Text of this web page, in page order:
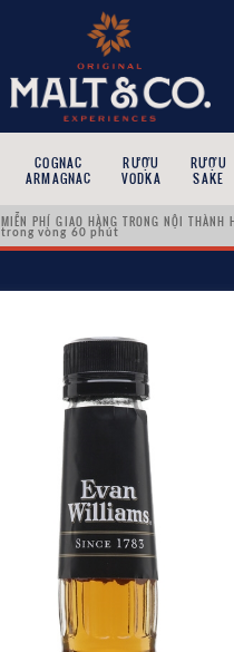
COGNAC
ARMAGNAC
RƯỢU
VODKA
RƯỢU
SAKE
MIỄN PHÍ GIAO HÀNG TRONG NỘI THÀNH
trong vòng 60 phút